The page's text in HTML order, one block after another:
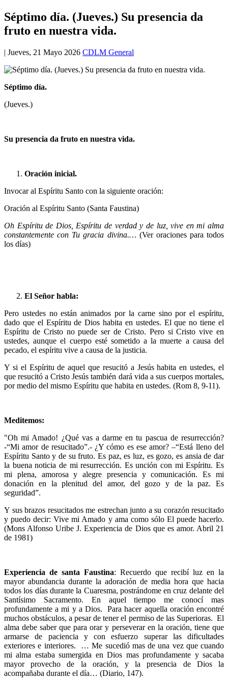
Séptimo día. (Jueves.) Su presencia da
fruto en nuestra vida.
| Jueves, 21 Mayo 2026 CDLM General
Séptimo día.
(Jueves.)
Su presencia da fruto en nuestra vida.
Oración inicial.
Invocar al Espíritu Santo con la siguiente oración:
Oración al Espíritu Santo (Santa Faustina)
Oh Espíritu de Dios, Espíritu de verdad y de luz, vive en mi alma
constantemente con Tu gracia divina.… (Ver oraciones para todos
los días)
El Señor habla:
Pero ustedes no están animados por la carne sino por el espíritu,
dado que el Espíritu de Dios habita en ustedes. El que no tiene el
Espíritu de Cristo no puede ser de Cristo. Pero si Cristo vive en
ustedes, aunque el cuerpo esté sometido a la muerte a causa del
pecado, el espíritu vive a causa de la justicia.
Y si el Espíritu de aquel que resucitó a Jesús habita en ustedes, el
que resucitó a Cristo Jesús también dará vida a sus cuerpos mortales,
por medio del mismo Espíritu que habita en ustedes. (Rom 8, 9-11).
Meditemos:
"Oh mi Amado! ¿Qué vas a darme en tu pascua de resurrección?
-“Mi amor de resucitado”.- ¿Y cómo es ese amor? –“Está lleno del
Espíritu Santo y de su fruto. Es paz, es luz, es gozo, es ansia de dar
la buena noticia de mi resurrección. Es unción con mi Espíritu. Es
mi plena, amorosa y alegre presencia y comunicación. Es mi
donación en la plenitud del amor, del gozo y de la paz. Es
seguridad”.
Y sus brazos resucitados me estrechan junto a su corazón resucitado
y puedo decir: Vive mi Amado y ama como sólo El puede hacerlo.
(Mons Alfonso Uribe J. Experiencia de Dios que es amor. Abril 21
de 1981)
Experiencia de santa Faustina: Recuerdo que recibí luz en la
mayor abundancia durante la adoración de media hora que hacia
todos los días durante la Cuaresma, postrándome en cruz delante del
Santísimo Sacramento. En aquel tiempo me conocí mas
profundamente a mi y a Dios. Para hacer aquella oración encontré
muchos obstáculos, a pesar de tener el permiso de las Superioras. El
alma debe saber que para orar y perseverar en la oración, tiene que
armarse de paciencia y con esfuerzo superar las dificultades
exteriores e interiores. … Me sucedió mas de una vez que cuando
mi alma estaba sumergida en Dios mas profundamente y sacaba
mayor provecho de la oración, y la presencia de Dios la
acompañaba durante el día… (Diario, 147).